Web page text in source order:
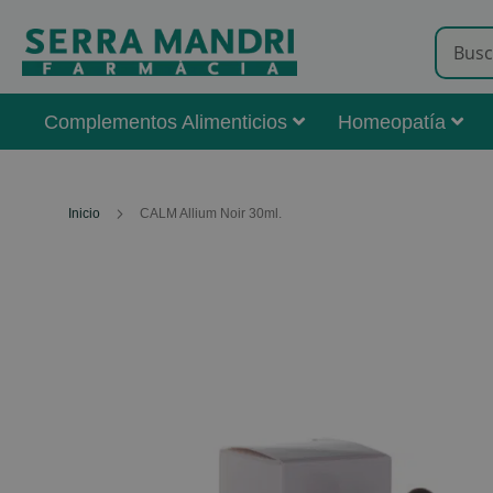
Complementos Alimenticios Homeopatía
Inicio CALM Allium Noir 30ml.